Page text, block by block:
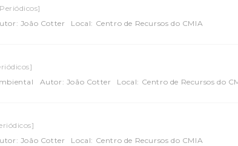
João Cotter Local: Centro de Recursos do CMIA
Autor: João Cotter Local: Centro de Recursos do
João Cotter Local: Centro de Recursos do CMIA